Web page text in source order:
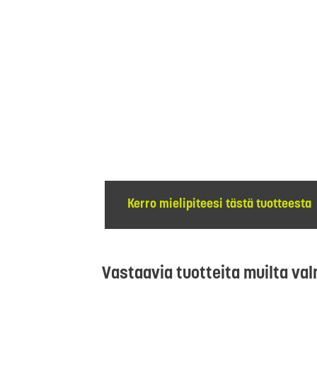
Kerro mielipiteesi tästä tuotteesta
Vastaavia tuotteita muilta